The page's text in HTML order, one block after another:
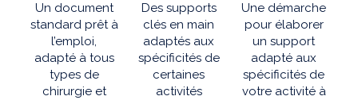
Un document
standard prêt à
l’emploi,
adapté à tous
types de
chirurgie et
Des supports
clés en main
adaptés aux
spécificités de
certaines
activités
Une démarche
pour élaborer
un support
adapté aux
spécificités de
votre activité à